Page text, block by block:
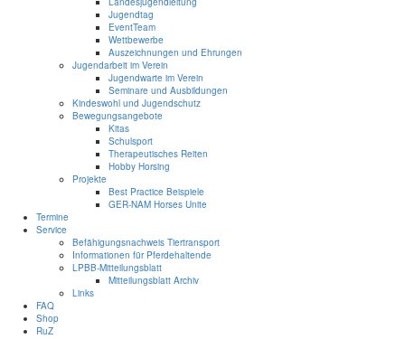
Jugendtag
EventTeam
Wettbewerbe
Auszeichnungen und Ehrungen
Jugendarbeit im Verein
Jugendwarte im Verein
Seminare und Ausbildungen
Kindeswohl und Jugendschutz
Bewegungsangebote
Kitas
Schulsport
Therapeutisches Reiten
Hobby Horsing
Projekte
Best Practice Beispiele
GER-NAM Horses Unite
Termine
Service
Befähigungsnachweis Tiertransport
Informationen für Pferdehaltende
LPBB-Mitteilungsblatt
Mitteilungsblatt Archiv
Links
FAQ
Shop
RuZ